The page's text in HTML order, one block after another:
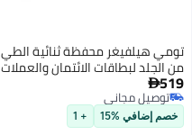
تومي هيلفيغر محفظة ثنائية الطي
من الجلد لبطاقات الائتمان والعملات
المعدنية
519
توصيل مجاني
توصيل مجاني
خصم إضافي %15 + 1